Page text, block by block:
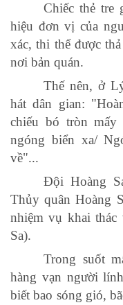
Chiếc thẻ tre
hiệu đơn vị của
xác, thi thể được
nơi bản quán.
Thế nên, ở
hát dân gian:
chiếu bó tròn mấy
ngóng biển xa/
về"...
Đội Hoàng
Thủy quân Hoàng
nhiệm vụ khai thác
Sa).
Trong suốt
hàng vạn người
biết bao sóng gió,